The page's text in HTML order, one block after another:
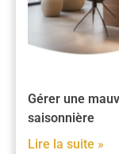
Gérer une
saisonnière
Lire la suite »